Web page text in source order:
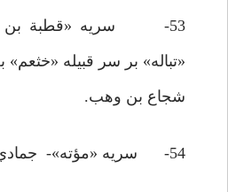
53- سريه «قطبة بن
«تباله» بر سر قبيله «خثعم»
شجاع بن وهب.
54- سريه «مؤته»- جمادي الاولي سال هشتم.